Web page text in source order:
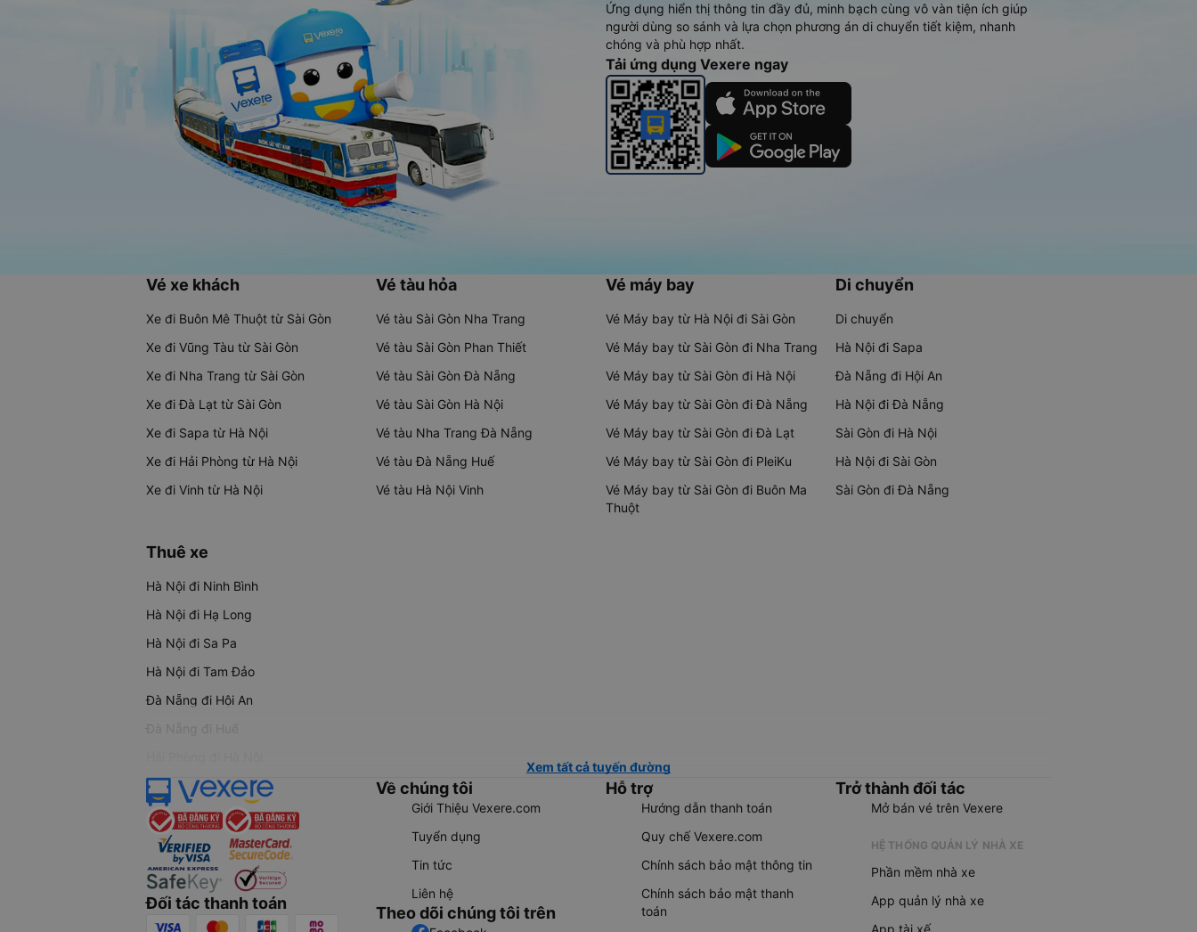
Ứng dụng hiển thị thông tin đầy đủ, minh bạch cùng vô vàn tiện ích giúp
người dùng so sánh và lựa chọn phương án di chuyển tiết kiệm, nhanh
chóng và phù hợp nhất.
Tải ứng dụng Vexere ngay
Vé xe khách
Xe đi Buôn Mê Thuột từ Sài Gòn
Xe đi Vũng Tàu từ Sài Gòn
Xe đi Nha Trang từ Sài Gòn
Xe đi Đà Lạt từ Sài Gòn
Xe đi Sapa từ Hà Nội
Xe đi Hải Phòng từ Hà Nội
Xe đi Vinh từ Hà Nội
Vé tàu hỏa
Vé tàu Sài Gòn Nha Trang
Vé tàu Sài Gòn Phan Thiết
Vé tàu Sài Gòn Đà Nẵng
Vé tàu Sài Gòn Hà Nội
Vé tàu Nha Trang Đà Nẵng
Vé tàu Đà Nẵng Huế
Vé tàu Hà Nội Vinh
Vé máy bay
Vé Máy bay từ Hà Nội đi Sài Gòn
Vé Máy bay từ Sài Gòn đi Nha Trang
Vé Máy bay từ Sài Gòn đi Hà Nội
Vé Máy bay từ Sài Gòn đi Đà Nẵng
Vé Máy bay từ Sài Gòn đi Đà Lạt
Vé Máy bay từ Sài Gòn đi PleiKu
Vé Máy bay từ Sài Gòn đi Buôn Ma
Thuột
Di chuyển
Di chuyển
Hà Nội đi Sapa
Đà Nẵng đi Hội An
Hà Nội đi Đà Nẵng
Sài Gòn đi Hà Nội
Hà Nội đi Sài Gòn
Sài Gòn đi Đà Nẵng
Thuê xe
Hà Nội đi Ninh Bình
Hà Nội đi Hạ Long
Hà Nội đi Sa Pa
Hà Nội đi Tam Đảo
Đà Nẵng đi Hội An
Đà Nẵng đi Huế
Xem tất cả tuyến đường
Đối tác thanh toán
Về chúng tôi
Giới Thiệu Vexere.com
Tuyển dụng
Tin tức
Liên hệ
Theo dõi chúng tôi trên
Hỗ trợ
Hướng dẫn thanh toán
Quy chế Vexere.com
Chính sách bảo mật thông tin
Chính sách bảo mật thanh
toán
Trở thành đối tác
Mở bán vé trên Vexere
HỆ THỐNG QUẢN LÝ NHÀ XE
Phần mềm nhà xe
App quản lý nhà xe